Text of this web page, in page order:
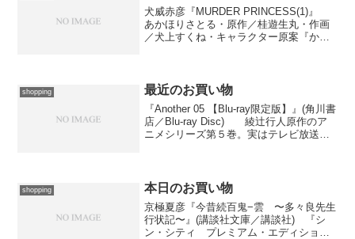
犬威赤彦『MURDER PRINCESS(1)』
あかほりさとる・原作／桂遊生丸・作画
／犬上すくね・キャラクター原案『かし
shopping 最近のお買い物
『Another 05 【Blu-ray限定版】』(角川書
店／Blu-ray Disc) 綾辻行人原作のア
ニメシリーズ第５巻。実はテレビ放送の
shopping 本日のお買い物
京極夏彦『今昔続百鬼−雲 〜多々良先生
行状記〜』(講談社文庫／講談社) 『シ
ン・シティ プレミアム・エディショ